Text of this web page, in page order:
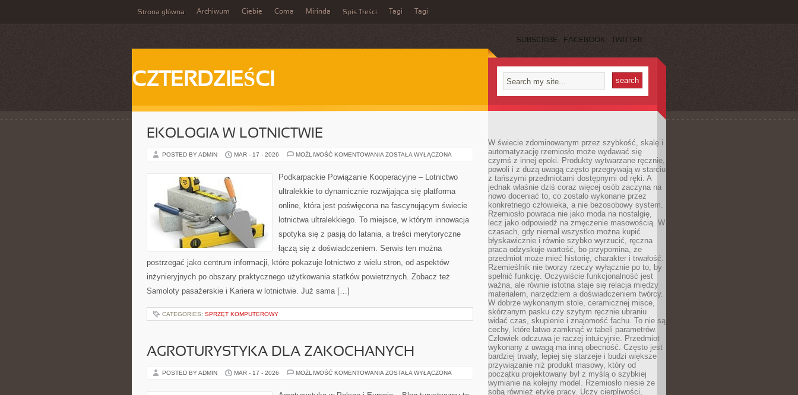
Strona główna Archiwum Ciebie Coma Mirinda Spis Treści Tagi Tagi
SUBSCRIBE FACEBOOK TWITTER
CZTERDZIEŚCI
EKOLOGIA W LOTNICTWIE
POSTED BY ADMIN MAR - 17 - 2026 MOŻLIWOŚĆ KOMENTOWANIA EKOLOGIA
ZOSTAŁA WYŁĄCZONA
Podkarpackie Powiązanie Kooperacyjne – Lotnictwo
ultralekkie to dynamicznie rozwijająca się platforma
online, która jest poświęcona na fascynującym świecie
lotnictwa ultralekkiego. To miejsce, w którym innowacja
spotyka się z pasją do latania, a treści merytoryczne
łączą się z doświadczeniem. Serwis ten można
postrzegać jako centrum informacji, które pokazuje lotnictwo z wielu stron, od aspektów
inżynieryjnych po obszary praktycznego użytkowania statków powietrznych. Zobacz też
Samoloty pasażerskie i Kariera w lotnictwie. Już sama […]
CATEGORIES: SPRZĘT KOMPUTEROWY
AGROTURYSTYKA DLA ZAKOCHANYCH
POSTED BY ADMIN MAR - 17 - 2026 MOŻLIWOŚĆ KOMENTOWANIA AGROTURYSTYKA
ZOSTAŁA WYŁĄCZONA
W świecie zdominowanym przez szybkość, skalę i
automatyzację rzemiosło może wydawać się
czymś z innej epoki. Produkty wytwarzane ręcznie,
powoli i z dużą uwagą często przegrywają w starciu
z tańszymi przedmiotami dostępnymi od ręki. A
jednak właśnie dziś coraz więcej osób zaczyna na
nowo doceniać to, co zostało wykonane przez
konkretnego człowieka, a nie bezosobowy system.
Rzemiosło powraca nie jako moda na nostalgię,
lecz jako odpowiedź na zmęczenie masowością. W
czasach, gdy niemal wszystko można kupić
błyskawicznie i równie szybko wyrzucić, ręczna
praca odzyskuje wartość, bo przypomina, że
przedmiot może mieć historię, charakter i trwałość.
Rzemieślnik nie tworzy rzeczy wyłącznie po to, by
spełnić funkcję. Oczywiście funkcjonalność jest
ważna, ale równie istotna staje się relacja między
materiałem, narzędziem a doświadczeniem twórcy.
W dobrze wykonanym stole, ceramicznej misce,
skórzanym pasku czy szytym ręcznie ubraniu
widać czas, skupienie i znajomość fachu. To nie są
cechy, które łatwo zamknąć w tabeli parametrów.
Człowiek odczuwa je raczej intuicyjnie. Przedmiot
wykonany z uwagą ma inną obecność. Często jest
bardziej trwały, lepiej się starzeje i budzi większe
przywiązanie niż produkt masowy, który od
początku projektowany był z myślą o szybkiej
wymianie na kolejny model. Rzemiosło niesie ze
sobą również etykę pracy. Uczy cierpliwości,